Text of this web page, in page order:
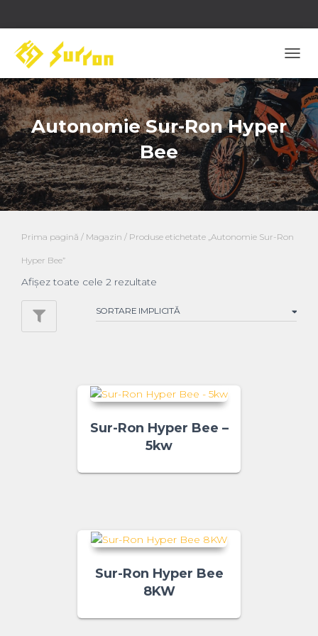
Autonomie Sur-Ron Hyper
Bee
Prima pagină / Magazin / Produse etichetate „Autonomie Sur-Ron
Hyper Bee”
Afișez toate cele 2 rezultate
Sur-Ron Hyper Bee –
5kw
Sur-Ron Hyper Bee
8KW